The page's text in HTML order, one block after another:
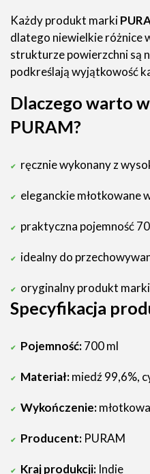
Każdy produkt marki
dlatego niewielkie różnice
strukturze powierzchni są
podkreślają wyjątkowość
Dlaczego warto
PURAM?
ręcznie wykonany z
eleganckie młotkowane
praktyczna pojemność
idealny do
oryginalny produkt
Specyfikacja
Pojemność:700 ml
Materiał:miedź 99,6%,
Wykończenie:
Producent: PURAM
Kraj produkcji: Indie